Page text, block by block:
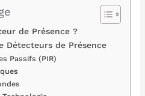
de Présence ?
Détecteurs de Présence
Passifs (PIR)